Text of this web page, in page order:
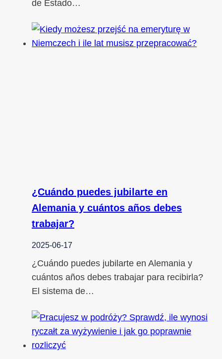
de Estado…
¿Cuándo puedes jubilarte en
Alemania y cuántos años debes
trabajar?
2025-06-17
¿Cuándo puedes jubilarte en Alemania y
cuántos años debes trabajar para recibirla?
El sistema de…